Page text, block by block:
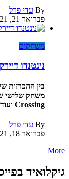
By עדי פרל
פברואר 21, 2021
משחקים
נינטנדו דיירקט 2021 – סיכום ההכרזות
Crossing ועוד
By עדי פרל
פברואר 18, 2021
More
גיקלואיד